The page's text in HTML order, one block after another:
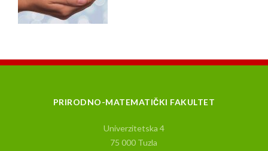
PRIRODNO-MATEMATIČKI FAKULTET
Univerzitetska 4
75 000 Tuzla